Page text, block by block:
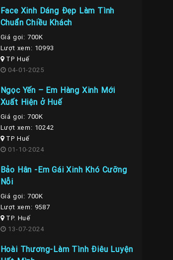
Face Xinh Dáng Đẹp Làm Tình
Chuẩn Chiều Khách
Giá gọi: 700K
Lượt xem: 10993
TP Huế
04-01-2025
Ngọc Yến – Em Hàng Xinh Mới
Xuất Hiện ở Huế
Giá gọi: 700K
Lượt xem: 10242
TP Huế
01-10-2024
Bảo Hân -Em Gái Xinh Khó Cưỡng
Nỗi
Giá gọi: 700K
Lượt xem: 9587
TP. Huế
13-07-2024
Hoài Thương-Làm Tình Điêu Luyện